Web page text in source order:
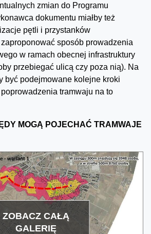
zmian do Programu
dokumentu miałby też
pętli i przystanków
sposób prowadzenia
w ramach obecnej infrastruktury
przebiegać ulicą czy poza nią). Na
być podejmowane kolejne kroki
tramwaju na to
MOGĄ POJECHAĆ TRAMWAJE
ZOBACZ CAŁĄ
GALERIĘ